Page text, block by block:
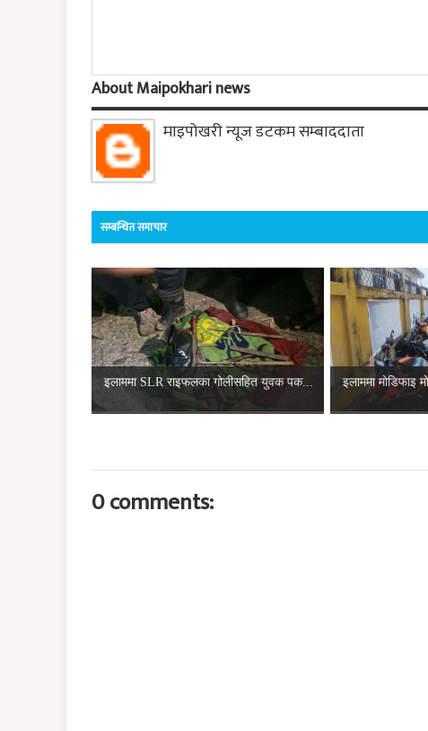
About Maipokhari news
माइपोखरी न्यूज डटकम सम्बाददाता
सम्बन्धित समाचार
इलाममा SLR राइफलका गोलीसहित युवक पक... इलाममा मोडिफाइ
0 comments: